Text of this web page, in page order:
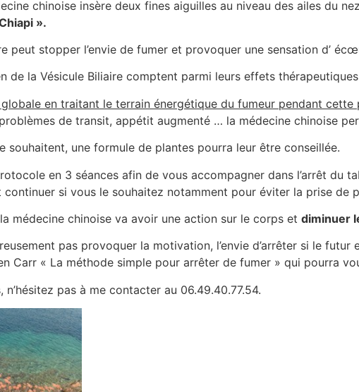
chinoise insère deux fines aiguilles au niveau des ailes du
».
peut stopper l’envie de fumer et provoquer une sensation d’
de la Vésicule Biliaire comptent parmi leurs effets thérapeutiques
en traitant le terrain énergétique du fumeur pendant cette
de transit, appétit augmenté … la médecine chinoise
souhaitent, une formule de plantes pourra leur être conseillée.
en 3 séances afin de vous accompagner dans l’arrêt du
continuer si vous le souhaitez notamment pour éviter la prise de
médecine chinoise va avoir une action sur le corps et diminuer
pas provoquer la motivation, l’envie d’arrêter si le
Carr « La méthode simple pour arrêter de fumer » qui pourra
pas à me contacter au 06.49.40.77.54.